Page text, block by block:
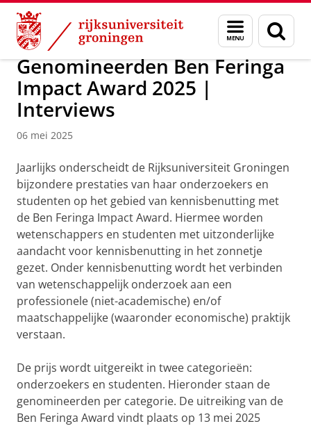
Skip
Content
Skip
Navigation
Menu
en
zoeken
Over ons Actueel Nieuws
Genomineerden Ben Feringa
Impact Award 2025 |
Interviews
06 mei 2025
Jaarlijks onderscheidt de Rijksuniversiteit Groningen
bijzondere prestaties van haar onderzoekers en
studenten op het gebied van kennisbenutting met
de Ben Feringa Impact Award. Hiermee worden
wetenschappers en studenten met uitzonderlijke
aandacht voor kennisbenutting in het zonnetje
gezet. Onder kennisbenutting wordt het verbinden
van wetenschappelijk onderzoek aan een
professionele (niet-academische) en/of
maatschappelijke (waaronder economische) praktijk
verstaan.
De prijs wordt uitgereikt in twee categorieën:
onderzoekers en studenten. Hieronder staan de
genomineerden per categorie. De uitreiking van de
Ben Feringa Award vindt plaats op 13 mei 2025